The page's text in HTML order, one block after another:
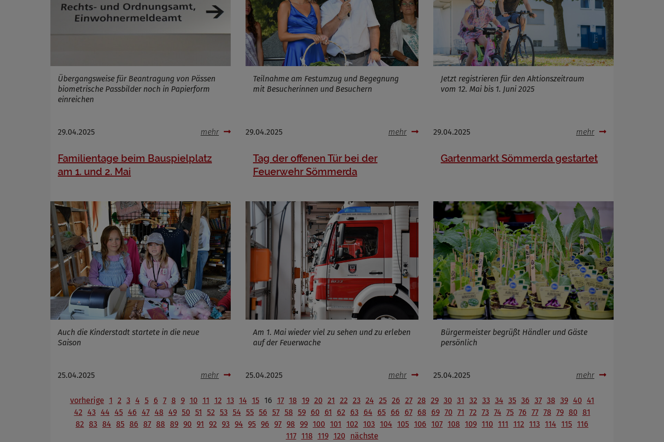
Übergangsweise für Beantragung von Pässen
biometrische Passbilder noch in Papierform
einreichen
29.04.2025 mehr
Teilnahme am Festumzug und Begegnung
mit Besucherinnen und Besuchern
29.04.2025 mehr
Jetzt registrieren für den Aktionszeitraum
vom 12. Mai bis 1. Juni 2025
29.04.2025 mehr
Familientage beim Bauspielplatz
am 1. und 2. Mai
Auch die Kinderstadt startete in die neue
Saison
25.04.2025 mehr
Tag der offenen Tür bei der
Feuerwehr Sömmerda
Am 1. Mai wieder viel zu sehen und zu erleben
auf der Feuerwache
25.04.2025 mehr
Gartenmarkt Sömmerda gestartet
Bürgermeister begrüßt Händler und Gäste
persönlich
25.04.2025 mehr
vorherige 1 2 3 4 5 6 7 8 9 10 11 12 13 14 15 16 17 18 19 20 21 22 23 24 25 26 27 28 29 30 31 32 33 34 35 36 37 38 39 40 41
42 43 44 45 46 47 48 49 50 51 52 53 54 55 56 57 58 59 60 61 62 63 64 65 66 67 68 69 70 71 72 73 74 75 76 77 78 79 80 81
82 83 84 85 86 87 88 89 90 91 92 93 94 95 96 97 98 99 100 101 102 103 104 105 106 107 108 109 110 111 112 113 114 115 116
117 118 119 120 nächste
Infos schließen